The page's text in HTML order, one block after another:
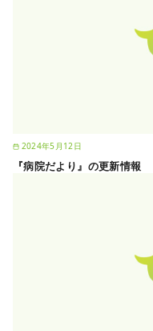
2024年5月12日
『病院だより』の更新情報